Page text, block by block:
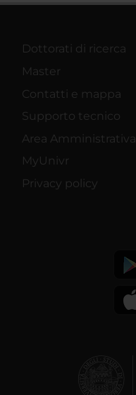
Dottorati di ricerca
Master
Contatti e mappa
Supporto tecnico
Area Amministrativa
MyUnivr
Privacy policy